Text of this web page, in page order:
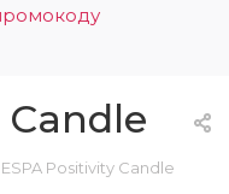
0
Candle
ESPA Positivity Candle